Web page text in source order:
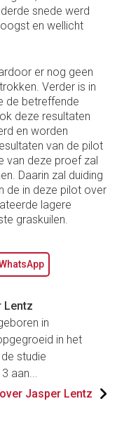
snede werd
en wellicht
er nog geen
Verder is in
de betreffende
deze resultaten
en worden
van de pilot
van deze proef zal
Daarin zal duiding
de in deze pilot over
lagere
graskuilen.
Lentz
in
in het
studie
aan...
Jasper Lentz